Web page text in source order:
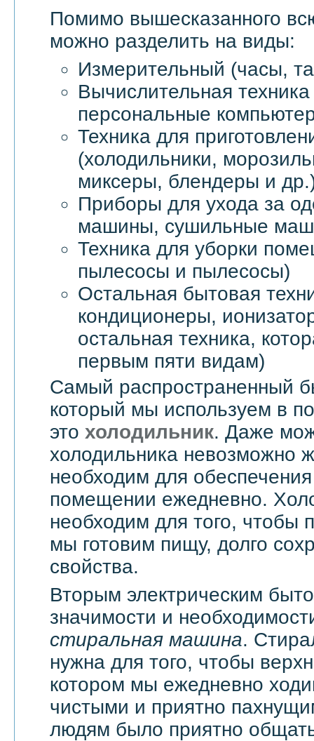
Помимо вышесказанного
можно разделить на виды:
Измерительный (часы,
Вычислительная
персональные
Техника для
(холодильники,
миксеры, блендеры и
Приборы для ухода за
машины, сушильные
Техника для уборки
пылесосы и пылесосы)
Остальная бытовая
кондиционеры,
остальная техника,
первым пяти видам)
Самый распространенный
который мы используем в
это холодильник. Даже
холодильника невозможно
необходим для
помещении ежедневно.
необходим для того, чтобы
мы готовим пищу, долго
свойства.
Вторым электрическим
значимости и
стиральная машина.
нужна для того, чтобы
котором мы ежедневно
чистыми и приятно
людям было приятно